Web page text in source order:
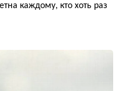
каждому, кто хоть раз